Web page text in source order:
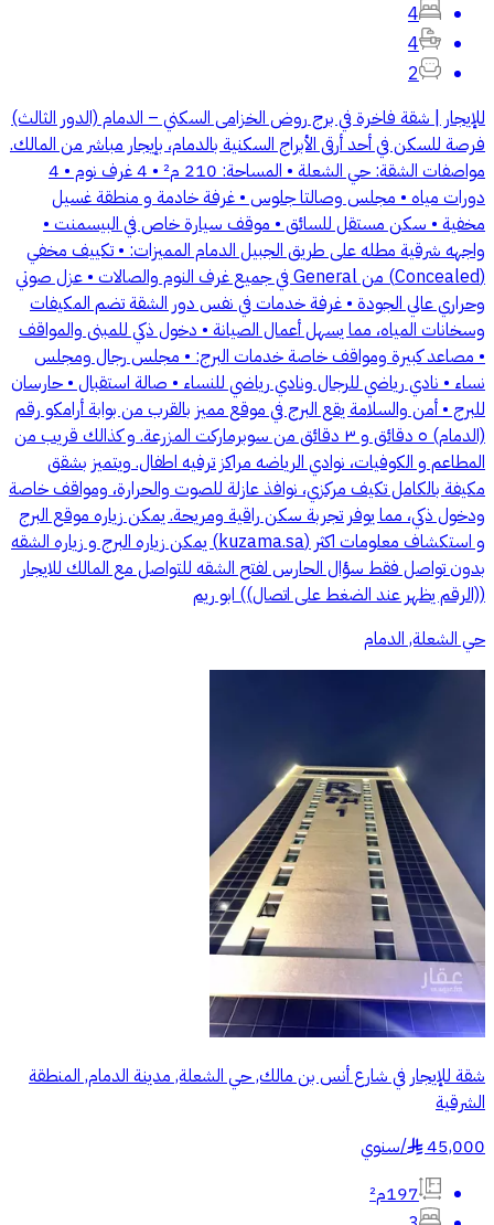
4
4
2
للإيجار | شقة فاخرة في برج روض الخزامى السكني – الدمام (الدور الثالث)
فرصة للسكن في أحد أرقى الأبراج السكنية بالدمام، بإيجار مباشر من المالك.
مواصفات الشقة: حي الشعلة • المساحة: 210 م² • 4 غرف نوم • 4
دورات مياه • مجلس وصالتا جلوس • غرفة خادمة و منطقة غسيل
مخفية • سكن مستقل للسائق • موقف سيارة خاص في البيسمنت •
واجهه شرقية مطله على طريق الجبيل الدمام المميزات: • تكييف مخفي
(Concealed) من General في جميع غرف النوم والصالات • عزل صوتي
وحراري عالي الجودة • غرفة خدمات في نفس دور الشقة تضم المكيفات
وسخانات المياه، مما يسهل أعمال الصيانة • دخول ذكي للمبنى والمواقف
• مصاعد كبيرة ومواقف خاصة خدمات البرج: • مجلس رجال ومجلس
نساء • نادي رياضي للرجال ونادي رياضي للنساء • صالة استقبال • حارسان
للبرج • أمن والسلامة يقع البرج في موقع مميز بالقرب من بوابة أرامكو رقم
(الدمام) ٥ دقائق و ٣ دقائق من سوبرماركت المزرعة. و كذالك قريب من
المطاعم و الكوفيات، نوادي الرياضه مراكز ترفيه اطفال. ويتميز بشقق
مكيفة بالكامل تكيف مركزي، نوافذ عازلة للصوت والحرارة، ومواقف خاصة
ودخول ذكي، مما يوفر تجربة سكن راقية ومريحة. يمكن زياره موقع البرج
و استكشاف معلومات اكثر (kuzama.sa) يمكن زياره البرج و زياره الشقه
بدون تواصل فقط سؤال الحارس لفتح الشقه للتواصل مع المالك للايجار
((الرقم يظهر عند الضغط على اتصال)) ابو ريم
حي الشعلة, الدمام
شقة للإيجار في شارع أنس بن مالك, حي الشعلة, مدينة الدمام, المنطقة
الشرقية
45,000
§
/سنوي
197م²